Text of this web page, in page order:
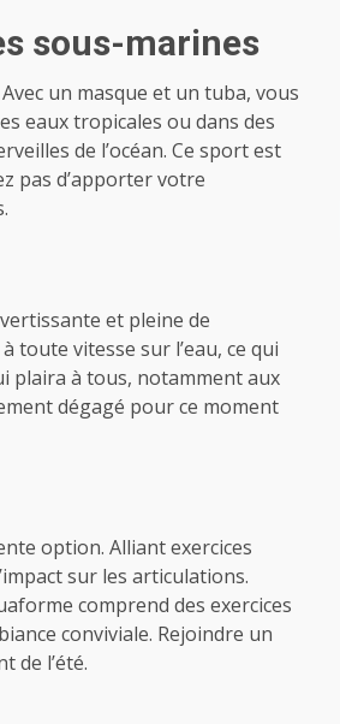
sous-marines
Avec un masque et un tuba, vous
eaux tropicales ou dans des
de l’océan. Ce sport est
pas d’apporter votre
et pleine de
toute vitesse sur l’eau, ce qui
plaira à tous, notamment aux
dégagé pour ce moment
option. Alliant exercices
sur les articulations.
comprend des exercices
conviviale. Rejoindre un
de l’été.